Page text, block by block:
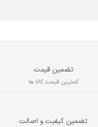
تضمین قیمت
کمترین قیمت کالا ها
تضمین کیفیت و اصالت